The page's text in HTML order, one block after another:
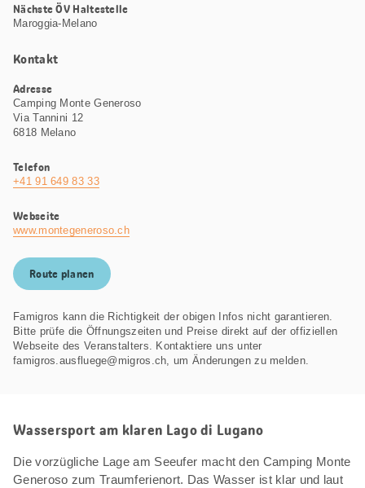
Nächste ÖV Haltestelle
Maroggia-Melano
Kontakt
Adresse
Camping Monte Generoso
Via Tannini 12
6818 Melano
Telefon
+41 91 649 83 33
Webseite
www.montegeneroso.ch
Route planen
Famigros kann die Richtigkeit der obigen Infos nicht garantieren.
Bitte prüfe die Öffnungszeiten und Preise direkt auf der offiziellen
Webseite des Veranstalters. Kontaktiere uns unter
famigros.ausfluege@migros.ch, um Änderungen zu melden.
Wassersport am klaren Lago di Lugano
Die vorzügliche Lage am Seeufer macht den Camping Monte
Generoso zum Traumferienort. Das Wasser ist klar und laut